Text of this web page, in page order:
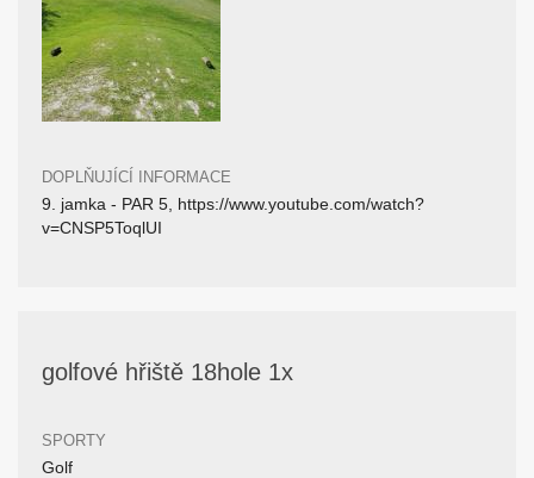
DOPLŇUJÍCÍ INFORMACE
9. jamka - PAR 5, https://www.youtube.com/watch?
v=CNSP5ToqlUI
golfové hřiště 18hole 1x
SPORTY
Golf